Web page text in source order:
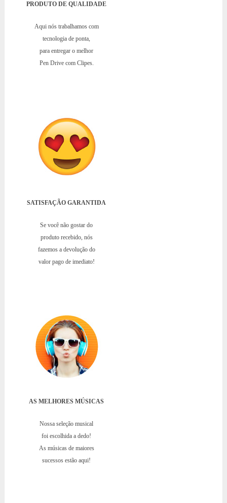
PRODUTO DE QUALIDADE
Aqui nós trabalhamos com
tecnologia de ponta,
para entregar o melhor
Pen Drive com Clipes.
SATISFAÇÃO GARANTIDA
Se você não gostar do
produto recebido, nós
fazemos a devolução do
valor pago de imediato!
AS MELHORES MÚSICAS
Nossa seleção musical
foi escolhida a dedo!
As músicas de maiores
sucessos estão aqui!